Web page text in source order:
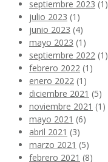
septiembre 2023 (1)
julio 2023 (1)
junio 2023 (4)
mayo 2023 (1)
septiembre 2022 (1)
febrero 2022 (1)
enero 2022 (1)
diciembre 2021 (5)
noviembre 2021 (1)
mayo 2021 (6)
abril 2021 (3)
marzo 2021 (5)
febrero 2021 (8)